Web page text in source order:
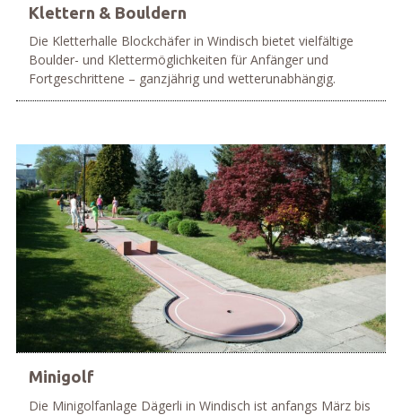
Klettern & Bouldern
Die Kletterhalle Blockchäfer in Windisch bietet vielfältige
Boulder- und Klettermöglichkeiten für Anfänger und
Fortgeschrittene – ganzjährig und wetterunabhängig.
mehr
Minigolf
Die Minigolfanlage Dägerli in Windisch ist anfangs März bis